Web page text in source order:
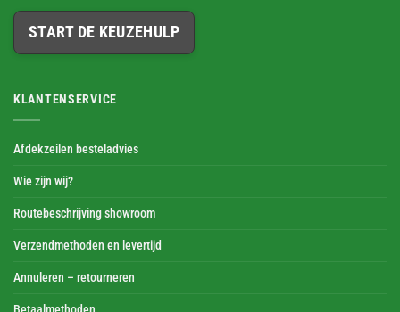
START DE KEUZEHULP
KLANTENSERVICE
Afdekzeilen besteladvies
Wie zijn wij?
Routebeschrijving showroom
Verzendmethoden en levertijd
Annuleren – retourneren